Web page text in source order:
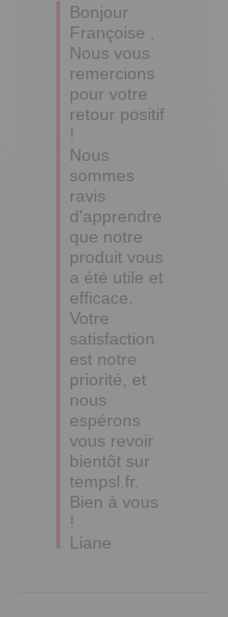
Bonjour
Françoise ,
Nous vous
remercions
pour votre
retour positif
!
Nous
sommes
ravis
d'apprendre
que notre
produit vous
a été utile et
efficace.
Votre
satisfaction
est notre
priorité, et
nous
espérons
vous revoir
bientôt sur
tempsl.fr.
Bien à vous
!
Liane